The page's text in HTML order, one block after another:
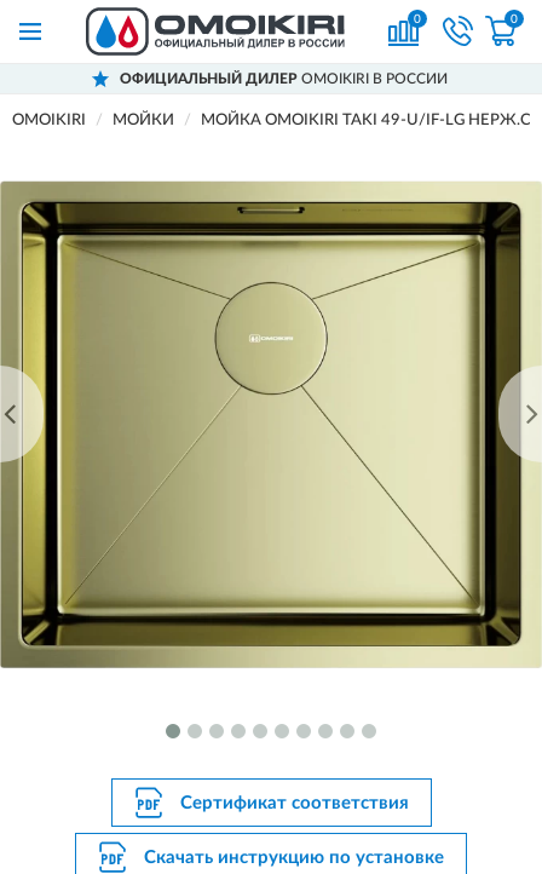
0 0
ОФИЦИАЛЬНЫЙ ДИЛЕРOMOIKIRI В РОССИИ
OMOIKIRI МОЙКИ МОЙКА OMOIKIRI TAKI 49-U/IF-LG
Сертификат соответствия
Скачать инструкцию по установке